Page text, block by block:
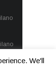
We'll